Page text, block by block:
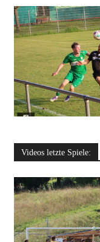
Videos letzte Spiele: